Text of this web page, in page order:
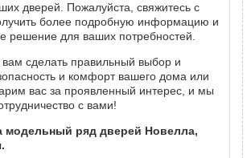
дверей. Пожалуйста, свяжитесь с
более подробную информацию и
решение для ваших потребностей.
сделать правильный выбор и
и комфорт вашего дома или
вас за проявленный интерес, и мы
с вами!
модельный ряд дверей Новелла,